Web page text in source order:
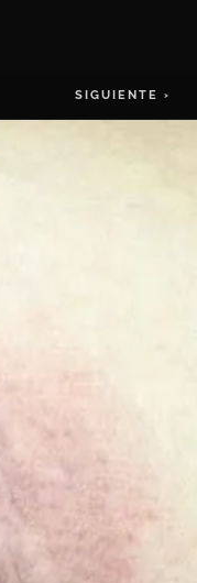
SIGUIENTE ›